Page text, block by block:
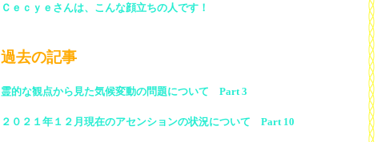
Ｃｅｃｙｅさんは、こんな顔立ちの人です！
過去の記事
霊的な観点から見た気候変動の問題について Part 3
２０２１年１２月現在のアセンションの状況について Part 10